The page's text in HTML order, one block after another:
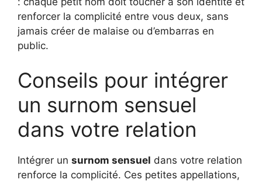
renforcer la complicité entre vous deux, sans
jamais créer de malaise ou d’embarras en
public.
Conseils pour intégrer
un surnom sensuel
dans votre relation
Intégrer un surnom sensuel dans votre relation
renforce la complicité. Ces petites appellations,